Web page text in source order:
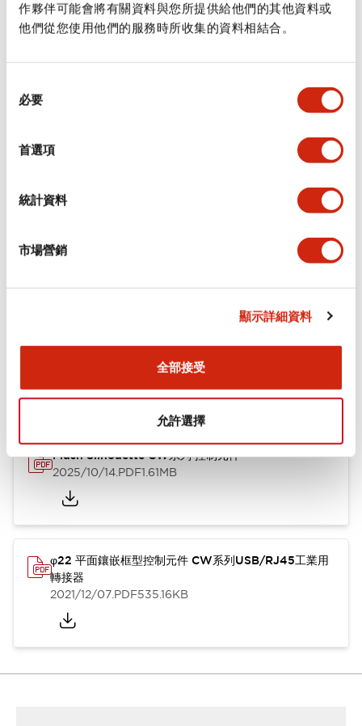
作夥伴可能會將有關資料與您所提供給他們的其他資料或
他們從您使用他們的服務時所收集的資料相結合。
必要
首選項
統計資料
市場營銷
顯示詳細資料
全部接受
允許選擇
規格
審美規範
環境規範
功能規格
機械規格
型錄和宣傳手冊 認證與標準
Flush Silhouette CW系列 控制元件
2025/10/14.PDF1.61MB
φ22 平面鑲嵌框型控制元件 CW系列USB/RJ45工業用
轉接器
2021/12/07.PDF535.16KB